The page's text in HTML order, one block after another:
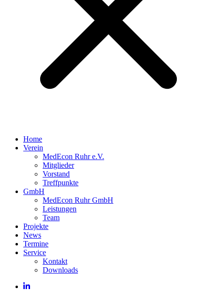
Home
Verein
MedEcon Ruhr e.V.
Mitglieder
Vorstand
Treffpunkte
GmbH
MedEcon Ruhr GmbH
Leistungen
Team
Projekte
News
Termine
Service
Kontakt
Downloads